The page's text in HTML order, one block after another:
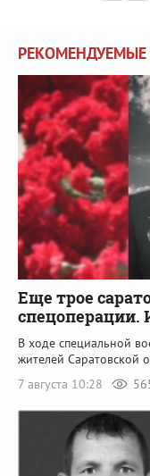
Еще трое
спецоперации.
В ходе специальной
жителей Саратовской
7 августа 10:28